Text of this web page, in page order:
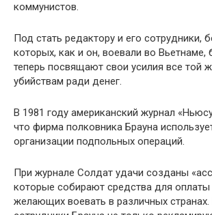
коммунистов.
Под стать редактору и его сотрудники,
которых, как и он, воевали во Вьетнаме,
теперь посвящают свои усилия все той
убийствам ради денег.
В 1981 году американский журнал
что фирма полковника Брауна
организации подпольных операций.
При журнале Солдат удачи созданы
которые собирают средства для оплаты
желающих воевать в различных странах.